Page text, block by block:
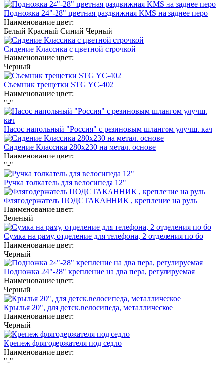
Подножка 24"-28" цветная раздвижная KMS на заднее перо
Наименование цвет:
Белый Красный Синий Черный
Сидение Классика с цветной строчкой
Наименование цвет:
Черный
Съемник трещетки STG YC-402
Наименование цвет:
"-"
Насос напольный "Россия" с резиновым шлангом улучш. кач
Сидение Классика 280х230 на метал. основе
Наименование цвет:
"-"
Ручка толкатель для велосипеда 12"
Флягодержатель ПОДСТАКАННИК , крепление на руль
Наименование цвет:
Зеленый
Сумка на раму, отделение для телефона, 2 отделения по бо
Наименование цвет:
Черный
Подножка 24"-28" крепление на два пера, регулируемая
Наименование цвет:
Черный
Крылья 20", для детск.велосипеда, металлическое
Наименование цвет:
Черный
Крепеж флягодержателя под седло
Наименование цвет:
"-"